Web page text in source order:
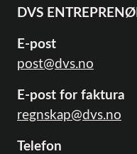
DVS
E-post
post@dvs.no
E-post for faktura
regnskap@dvs.no
Telefon